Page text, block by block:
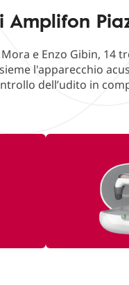
e Enzo Gibin, 14
l'apparecchio
dell’udito in